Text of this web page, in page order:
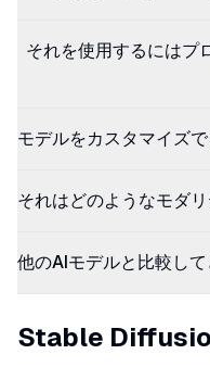
それを使用するにはプ
モデルをカスタマイズ
それはどのようなモダ
他のAIモデルと比較して
Stable